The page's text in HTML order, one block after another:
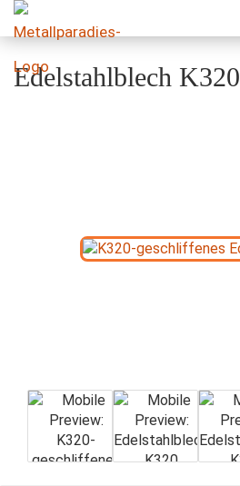
Edelstahlblech K320